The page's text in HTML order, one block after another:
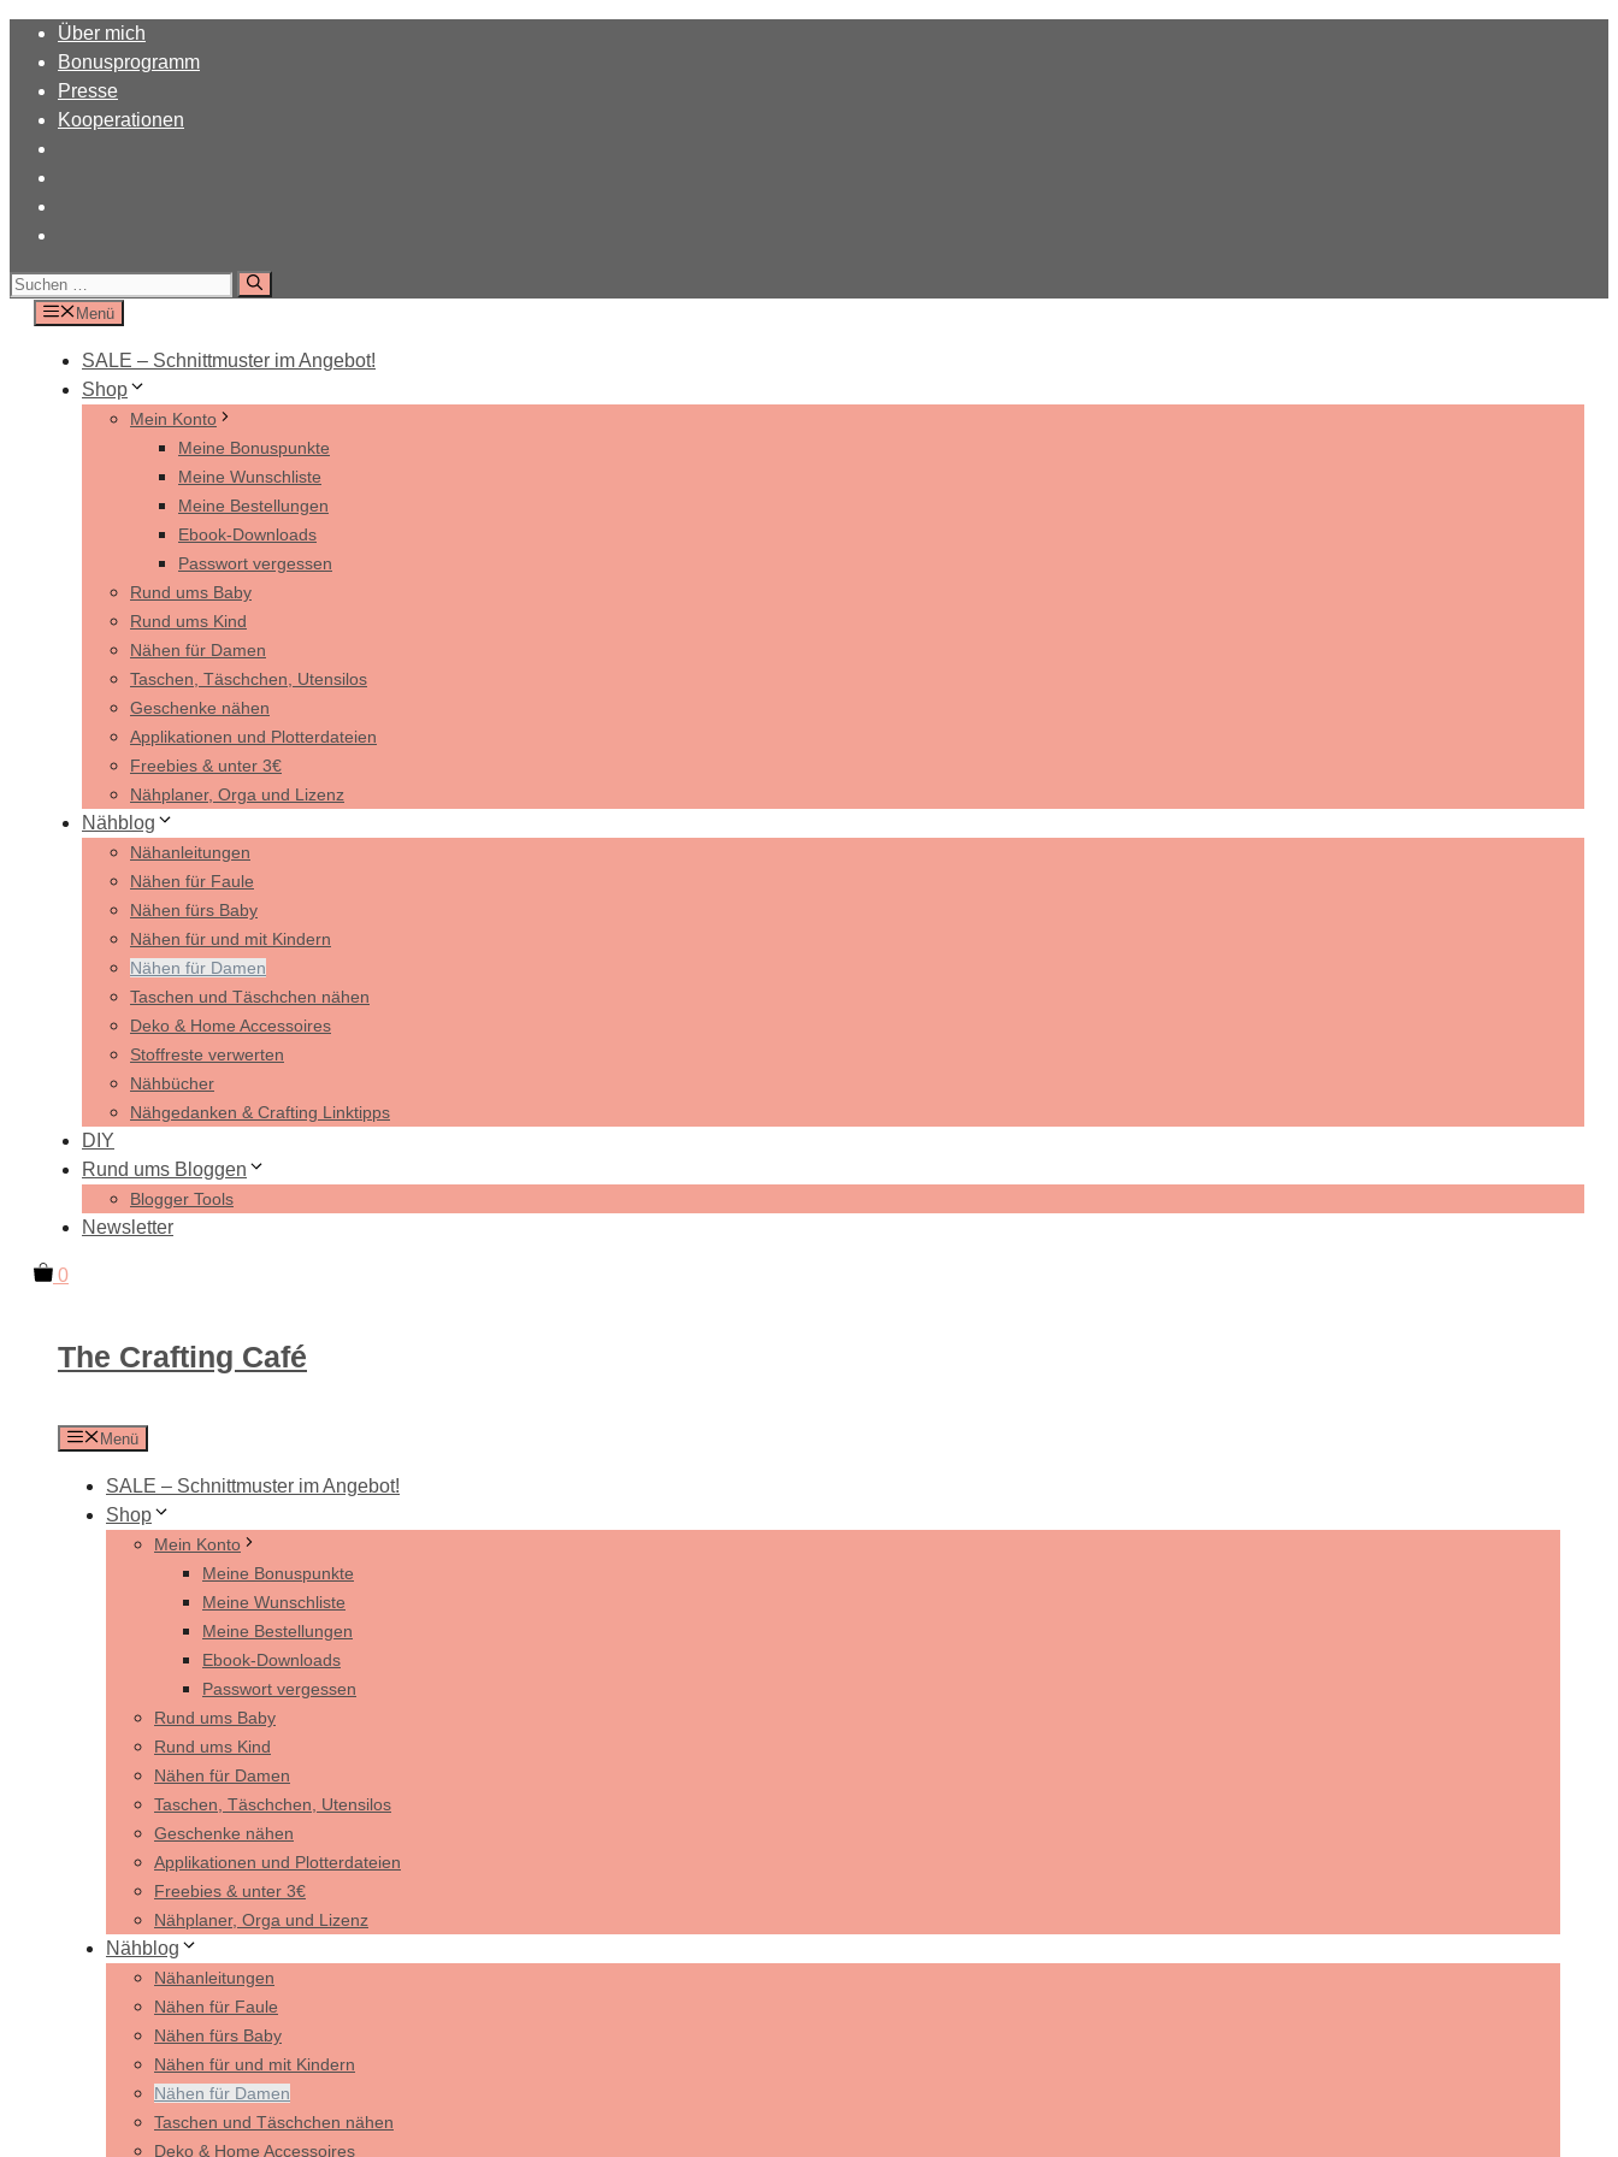
Zum
Inhalt
springen
Über mich
Bonusprogramm
Presse
Kooperationen
Suchen
nach:
Menü
SALE – Schnittmuster im Angebot!
Shop
Mein Konto
Meine Bonuspunkte
Meine Wunschliste
Meine Bestellungen
Ebook-Downloads
Passwort vergessen
Rund ums Baby
Rund ums Kind
Nähen für Damen
Taschen, Täschchen, Utensilos
Geschenke nähen
Applikationen und Plotterdateien
Freebies & unter 3€
Nähplaner, Orga und Lizenz
Nähblog
Nähanleitungen
Nähen für Faule
Nähen fürs Baby
Nähen für und mit Kindern
Nähen für Damen
Taschen und Täschchen nähen
Deko & Home Accessoires
Stoffreste verwerten
Nähbücher
Nähgedanken & Crafting Linktipps
DIY
Rund ums Bloggen
Blogger Tools
Newsletter
0
The Crafting Café
Menü
SALE – Schnittmuster im Angebot!
Shop
Mein Konto
Meine Bonuspunkte
Meine Wunschliste
Meine Bestellungen
Ebook-Downloads
Passwort vergessen
Rund ums Baby
Rund ums Kind
Nähen für Damen
Taschen, Täschchen, Utensilos
Geschenke nähen
Applikationen und Plotterdateien
Freebies & unter 3€
Nähplaner, Orga und Lizenz
Nähblog
Nähanleitungen
Nähen für Faule
Nähen fürs Baby
Nähen für und mit Kindern
Nähen für Damen
Taschen und Täschchen nähen
Deko & Home Accessoires